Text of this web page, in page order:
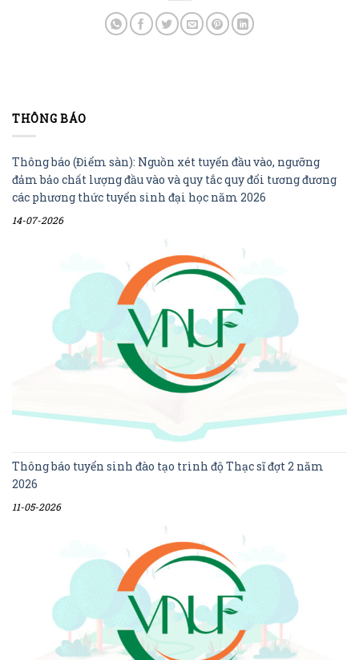
THÔNG BÁO
Thông báo (Điểm sàn): Nguồn xét tuyển đầu vào, ngưỡng
đảm bảo chất lượng đầu vào và quy tắc quy đổi tương đương
các phương thức tuyển sinh đại học năm 2026
14-07-2026
Thông báo tuyển sinh đào tạo trình độ Thạc sĩ đợt 2 năm
2026
11-05-2026